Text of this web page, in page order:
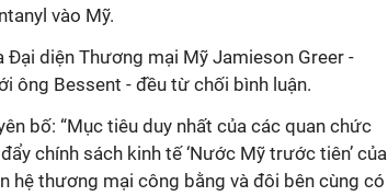
vào Mỹ.
Đại diện Thương mại Mỹ Jamieson Greer -
ông Bessent - đều từ chối bình luận.
bố: “Mục tiêu duy nhất của các quan chức
chính sách kinh tế ‘Nước Mỹ trước tiên’ của
hệ thương mại công bằng và đôi bên cùng có